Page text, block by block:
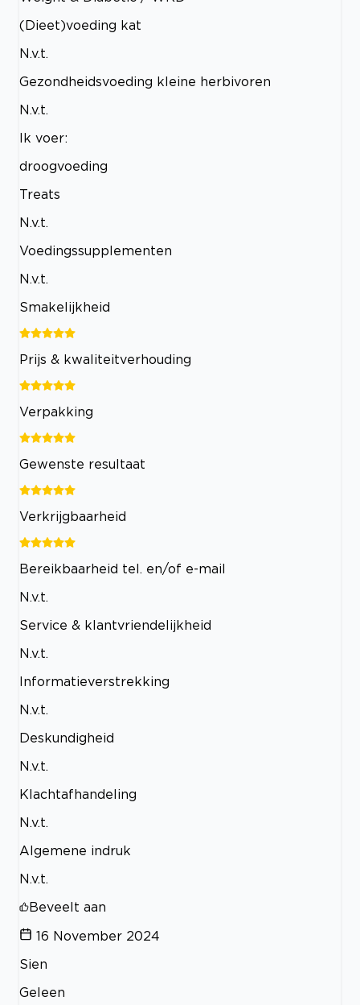
(Dieet)voeding kat
N.v.t.
Gezondheidsvoeding kleine herbivoren
N.v.t.
Ik voer:
droogvoeding
Treats
N.v.t.
Voedingssupplementen
N.v.t.
Smakelijkheid
Prijs & kwaliteitverhouding
Verpakking
Gewenste resultaat
Verkrijgbaarheid
Bereikbaarheid tel. en/of e-mail
N.v.t.
Service & klantvriendelijkheid
N.v.t.
Informatieverstrekking
N.v.t.
Deskundigheid
N.v.t.
Klachtafhandeling
N.v.t.
Algemene indruk
N.v.t.
Beveelt aan
16 November 2024
Sien
Geleen